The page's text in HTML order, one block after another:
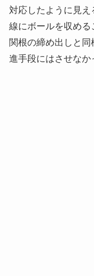
対応したように見
線にボールを収め
関根の締め出しと
進手段にはさせなか